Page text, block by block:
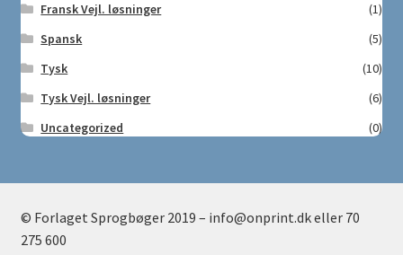
Fransk Vejl. løsninger
(1)
Spansk
(5)
Tysk
(10)
Tysk Vejl. løsninger
(6)
Uncategorized
(0)
© Forlaget Sprogbøger 2019 – info@onprint.dk eller 70
275 600